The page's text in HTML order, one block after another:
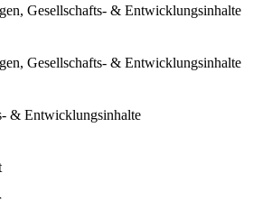
Gesellschafts- & Entwicklungsinhalte
Gesellschafts- & Entwicklungsinhalte
& Entwicklungsinhalte